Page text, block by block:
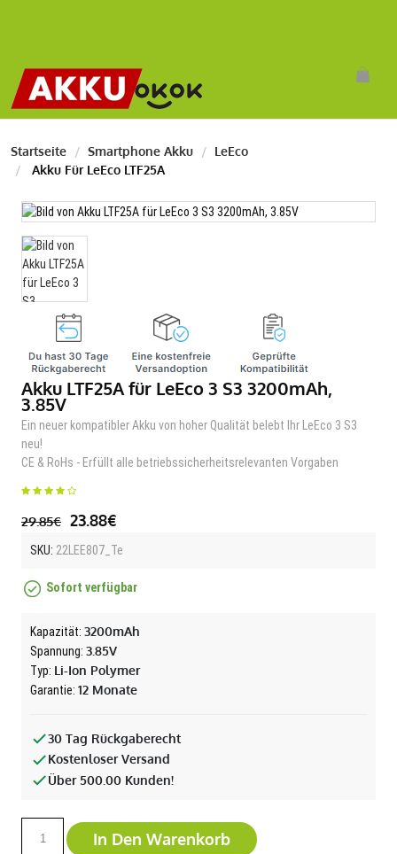
Startseite Smartphone Akku
LeEco
Akku Für LeEco LTF25A
Akku LTF25A für LeEco 3 S3 3200mAh,
3.85V
Ein neuer kompatibler Akku von hoher Qualität belebt Ihr LeEco 3 S3
neu!
CE & RoHs - Erfüllt alle betriebssicherheitsrelevanten Vorgaben
29.85€ 23.88€
SKU: 22LEE807_Te
Sofort verfügbar
Kapazität: 3200mAh
Spannung: 3.85V
Typ: Li-Ion Polymer
Garantie: 12 Monate
30 Tag Rückgaberecht
Kostenloser Versand
Über 500.00 Kunden!
In Den Warenkorb